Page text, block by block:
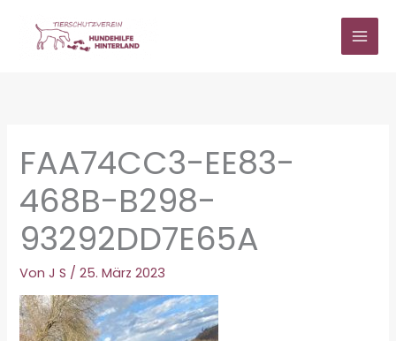
springen
FAA74CC3-EE83-
468B-B298-
93292DD7E65A
VonJ S /25. März 2023